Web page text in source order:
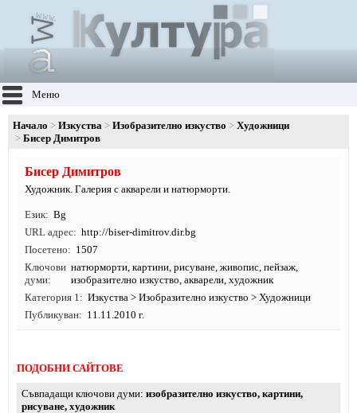
Меню
Начало Изкуства Изобразително изкуство
Художници
Бисер Димитров
Бисер Димитров
Художник. Галерия с акварели и натюрморти.
Език
Bg
URL адрес
http://biser-dimitrov.dir.bg
Посетено
1507
Ключови
думи
натюрморти,картини,рисуване,живопис,пейзаж,
изобразително изкуство,акварели,художник
Категория 1
Изкуства > Изобразително изкуство > Художници
Публикуван
11.11.2010 г.
ПОДОБНИ САЙТОВЕ
Съвпадащи ключови думи изобразително изкуство, картини,
рисуване, художник